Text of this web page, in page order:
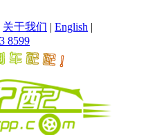
关于我们 | English |
8599